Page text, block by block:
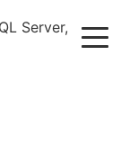
Server,